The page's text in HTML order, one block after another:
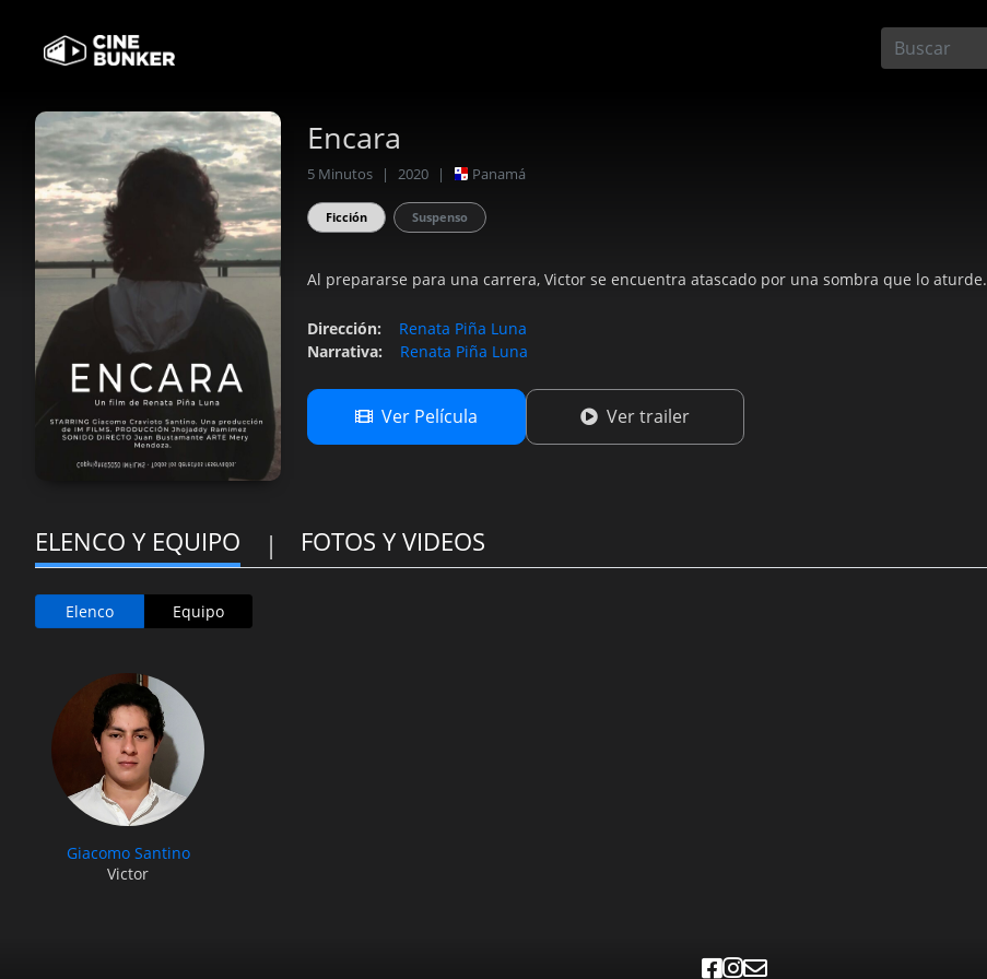
Encara
5 Minutos | 2020 | Panamá
Ficción Suspenso
Al prepararse para una carrera, Victor se encuentra atascado por una sombra que lo aturde.
Dirección:
Renata Piña Luna
Narrativa: Renata Piña Luna
Ver Película Ver trailer
ELENCO Y EQUIPO FOTOS Y VIDEOS
Elenco Equipo
Giacomo Santino
Victor